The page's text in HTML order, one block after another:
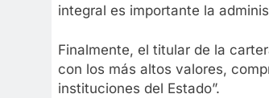
integral es importante la
Finalmente, el titular de la
con los más altos valores,
instituciones del Estado”.